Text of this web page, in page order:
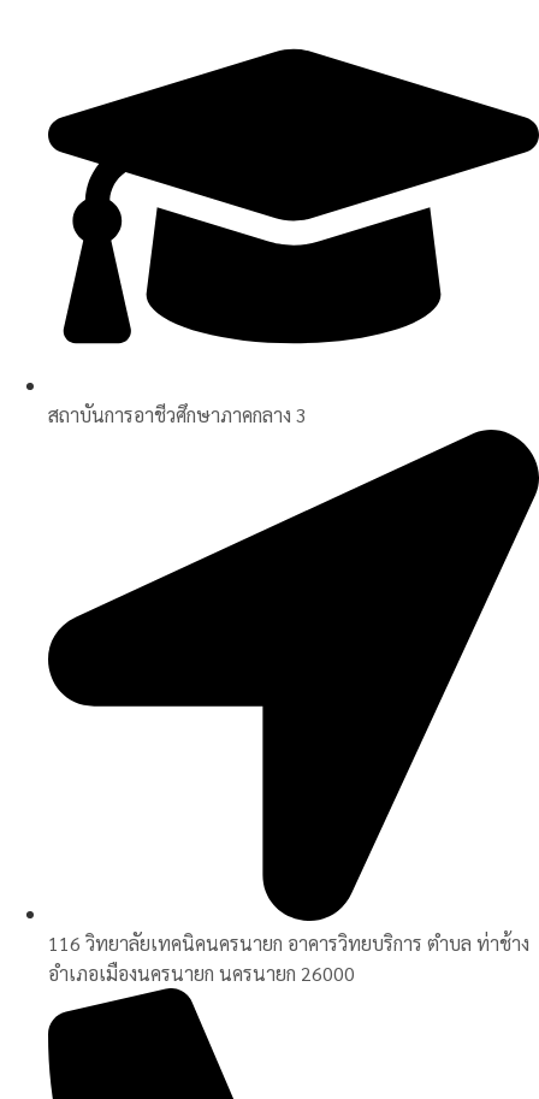
สถาบันการอาชีวศึกษาภาคกลาง 3
116 วิทยาลัยเทคนิคนครนายก อาคารวิทยบริการ ตำบล ท่าช้าง
อำเภอเมืองนครนายก นครนายก 26000